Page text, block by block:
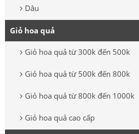
Dâu
Giỏ hoa quả
Giỏ hoa quả từ 300k đến 500k
Giỏ hoa quả từ 500k đến 800k
Giỏ hoa quả từ 800k đến 1000k
Giỏ hoa quả cao cấp